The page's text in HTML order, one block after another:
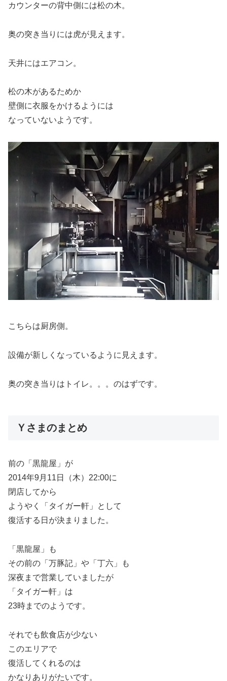
カウンターの背中側には松の木。
奥の突き当りには虎が見えます。
天井にはエアコン。
松の木があるためか
壁側に衣服をかけるようには
なっていないようです。
こちらは厨房側。
設備が新しくなっているように見えます。
奥の突き当りはトイレ。。。のはずです。
Ｙさまのまとめ
前の「黒龍屋」が
2014年9月11日（木）22:00に
閉店してから
ようやく「タイガー軒」として
復活する日が決まりました。
「黒龍屋」も
その前の「万豚記」や「丁六」も
深夜まで営業していましたが
「タイガー軒」は
23時までのようです。
それでも飲食店が少ない
このエリアで
復活してくれるのは
かなりありがたいです。